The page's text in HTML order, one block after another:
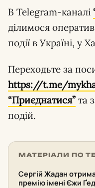
В Telegram-каналі
ділимося
події в Україні, у
Переходьте за
https://t.me/
“Приєднатися” та
подій.
МАТЕРІАЛИ ПО
Сергій Жадан
премію імені Єжи